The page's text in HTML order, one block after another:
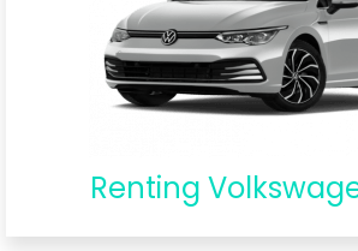
Renting